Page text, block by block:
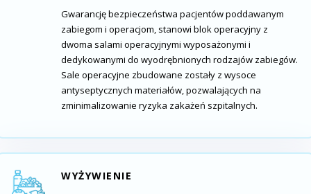
Gwarancję bezpieczeństwa pacjentów poddawanym
zabiegom i operacjom, stanowi blok operacyjny z
dwoma salami operacyjnymi wyposażonymi i
dedykowanymi do wyodrębnionych rodzajów zabiegów.
Sale operacyjne zbudowane zostały z wysoce
antyseptycznych materiałów, pozwalających na
zminimalizowanie ryzyka zakażeń szpitalnych.
WYŻYWIENIE